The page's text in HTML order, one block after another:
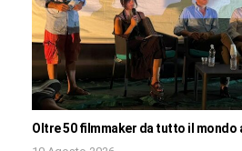
Oltre 50 filmmaker da tutto il mondo